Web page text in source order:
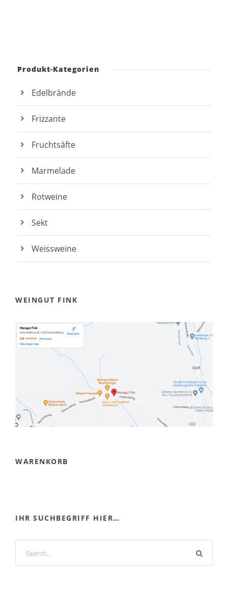
Produkt-Kategorien
Edelbrände
Frizzante
Fruchtsäfte
Marmelade
Rotweine
Sekt
Weissweine
WEINGUT FINK
WARENKORB
IHR SUCHBEGRIFF HIER…